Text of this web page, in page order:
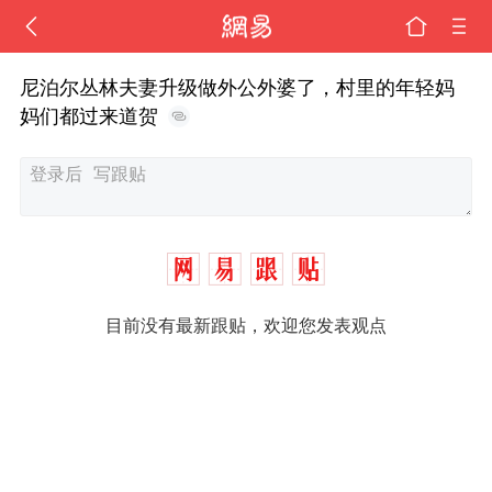
尼泊尔丛林夫妻升级做外公外婆了，村里的年轻妈
妈们都过来道贺
目前没有最新跟贴，欢迎您发表观点